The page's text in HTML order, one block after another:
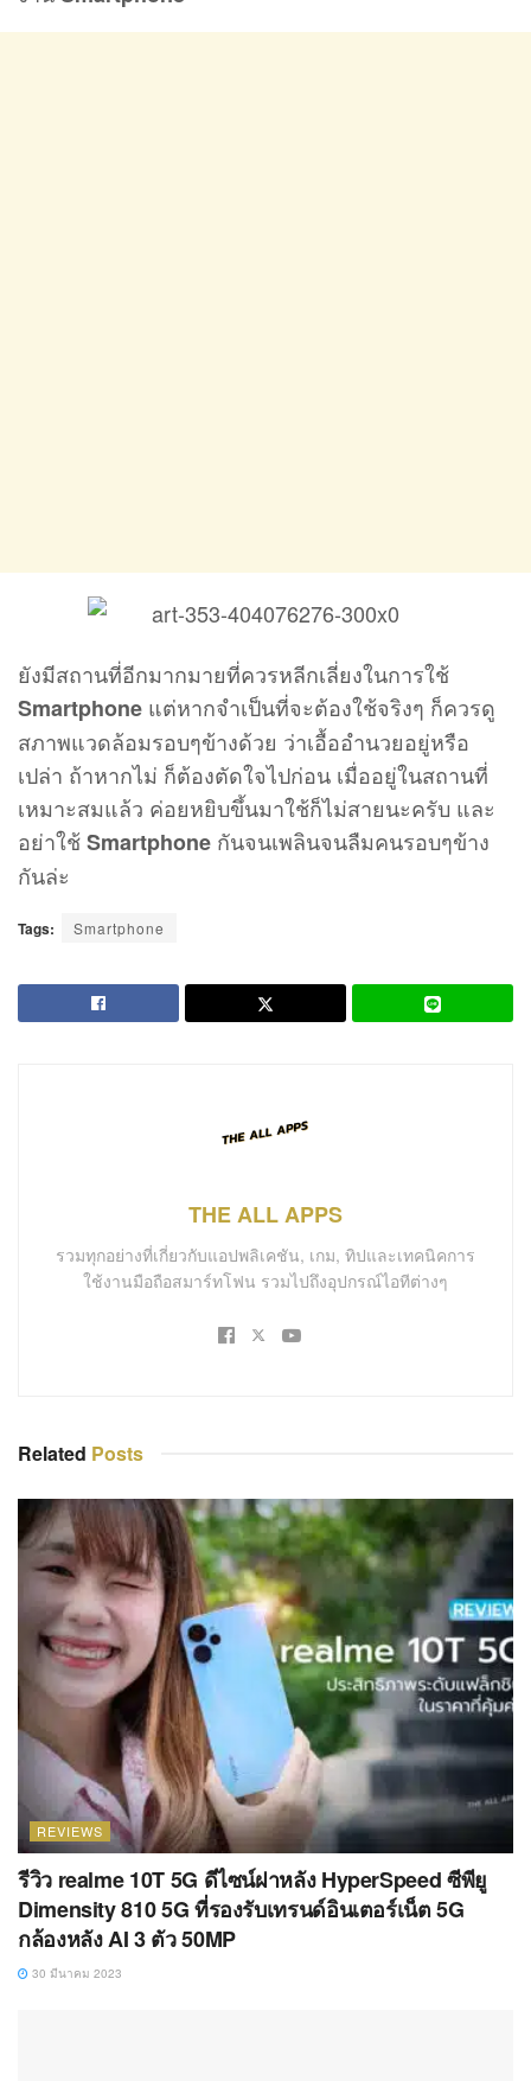
ยังมีสถานที่อีกมากมายที่ควรหลีกเลี่ยงในการใช้
Smartphone แต่หากจำเป็นที่จะต้องใช้จริงๆ ก็ควรดู
สภาพแวดล้อมรอบๆข้างด้วย ว่าเอื้ออำนวยอยู่หรือ
เปล่า ถ้าหากไม่ ก็ต้องตัดใจไปก่อน เมื่ออยู่ในสถานที่
เหมาะสมแล้ว ค่อยหยิบขึ้นมาใช้ก็ไม่สายนะครับ และ
อย่าใช้Smartphone กันจนเพลินจนลืมคนรอบๆข้าง
กันล่ะ
Tags: Smartphone
THE ALL APPS
รวมทุกอย่างที่เกี่ยวกับแอปพลิเคชัน, เกม, ทิปและเทคนิคการ
ใช้งานมือถือสมาร์ทโฟน รวมไปถึงอุปกรณ์ไอทีต่างๆ
Related Posts
REVIEWS
รีวิว realme 10T 5G ดีไซน์ฝาหลัง HyperSpeed ซีพียู
Dimensity 810 5G ที่รองรับเทรนด์อินเตอร์เน็ต 5G
กล้องหลัง AI 3 ตัว 50MP
30 มีนาคม 2023